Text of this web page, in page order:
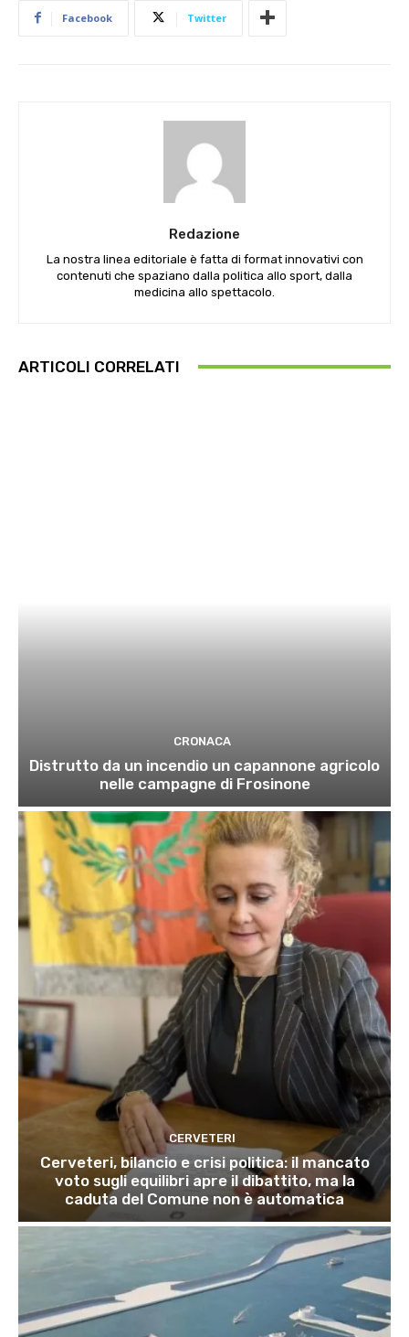
Facebook Twitter
Redazione
La nostra linea editoriale è fatta di format innovativi con
contenuti che spaziano dalla politica allo sport, dalla
medicina allo spettacolo.
ARTICOLI CORRELATI
CRONACA
Distrutto da un incendio un capannone agricolo
nelle campagne di Frosinone
CERVETERI
Cerveteri, bilancio e crisi politica: il mancato
voto sugli equilibri apre il dibattito, ma la
caduta del Comune non è automatica